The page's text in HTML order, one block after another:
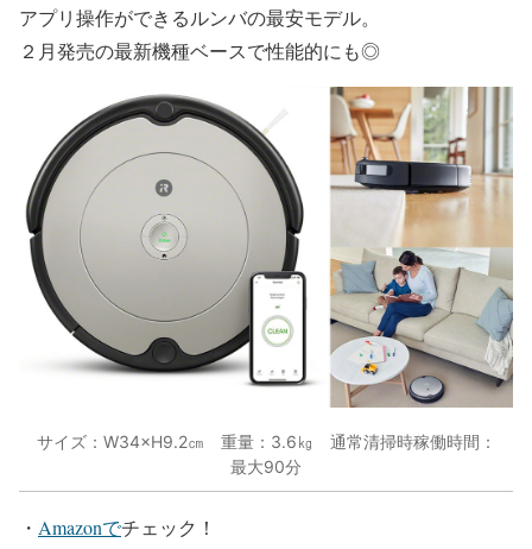
アプリ操作ができるルンバの最安モデル。
２月発売の最新機種ベースで性能的にも◎
サイズ：W34×H9.2㎝ 重量：3.6㎏ 通常清掃時稼働時間：
最大90分
・ Amazonでチェック！